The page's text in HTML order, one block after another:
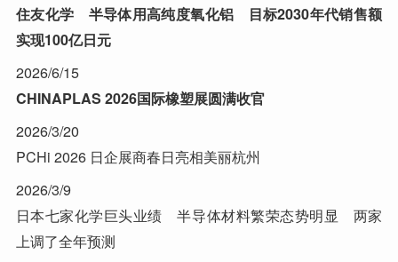
住友化学 半导体用高纯度氧化铝 目标2030年代销售额
实现100亿日元
2026/6/15
CHINAPLAS 2026国际橡塑展圆满收官
2026/3/20
PCHi 2026 日企展商春日亮相美丽杭州
2026/3/9
日本七家化学巨头业绩 半导体材料繁荣态势明显 两家
上调了全年预测